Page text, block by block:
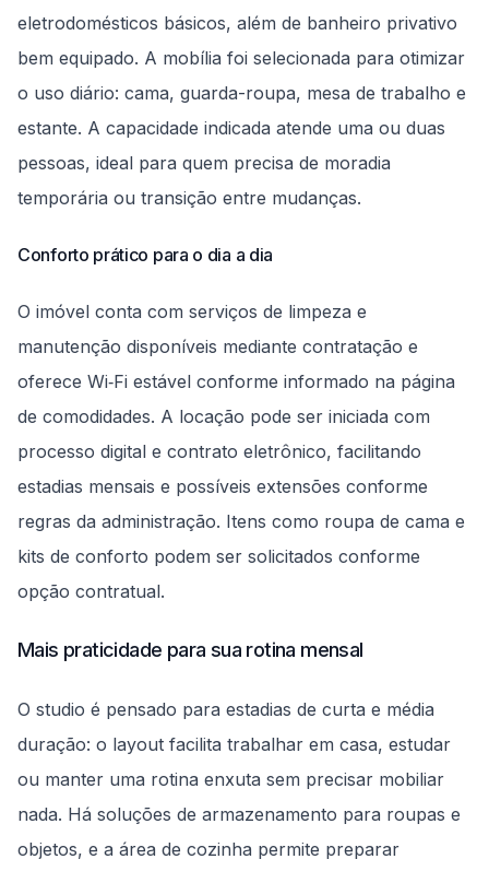
eletrodomésticos básicos, além de banheiro privativo
bem equipado. A mobília foi selecionada para otimizar
o uso diário: cama, guarda-roupa, mesa de trabalho e
estante. A capacidade indicada atende uma ou duas
pessoas, ideal para quem precisa de moradia
temporária ou transição entre mudanças.
Conforto prático para o dia a dia
O imóvel conta com serviços de limpeza e
manutenção disponíveis mediante contratação e
oferece Wi‑Fi estável conforme informado na página
de comodidades. A locação pode ser iniciada com
processo digital e contrato eletrônico, facilitando
estadias mensais e possíveis extensões conforme
regras da administração. Itens como roupa de cama e
kits de conforto podem ser solicitados conforme
opção contratual.
Mais praticidade para sua rotina mensal
O studio é pensado para estadias de curta e média
duração: o layout facilita trabalhar em casa, estudar
ou manter uma rotina enxuta sem precisar mobiliar
nada. Há soluções de armazenamento para roupas e
objetos, e a área de cozinha permite preparar